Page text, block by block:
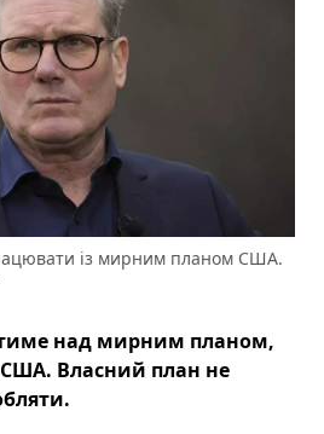
із мирним планом США.
над мирним планом,
США. Власний план не